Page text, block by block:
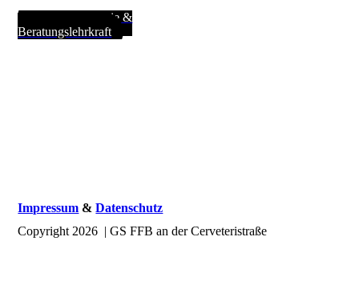
Schulpsychologie &
Beratungslehrkraft
Impressum &Datenschutz
Copyright 2026 | GS FFB an der Cerveteristraße